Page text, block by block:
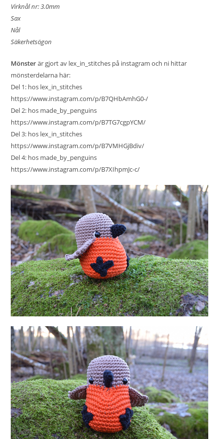
Virknål nr: 3.0mm
Sax
Nål
Säkerhetsögon
Mönsterär gjort av lex_in_stitches på instagram och ni hittar
mönsterdelarna här:
Del 1: hos lex_in_stitches
https://www.instagram.com/p/B7QHbAmhG0-/
Del 2: hos made_by_penguins
https://www.instagram.com/p/B7TG7cgpYCM/
Del 3: hos lex_in_stitches
https://www.instagram.com/p/B7VMHGjBdiv/
Del 4: hos made_by_penguins
https://www.instagram.com/p/B7XIhpmJc-c/